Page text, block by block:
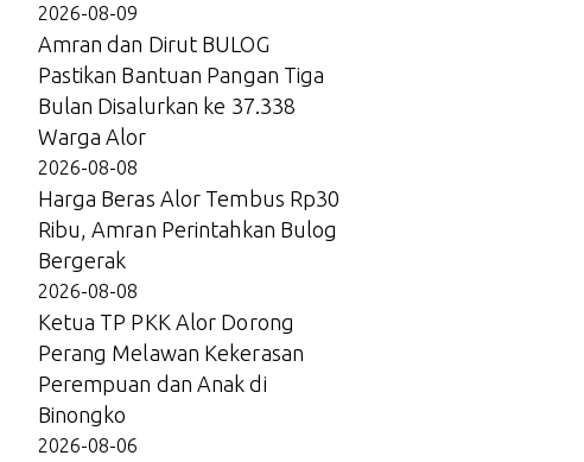
2026-08-09
Amran dan Dirut BULOG
Pastikan Bantuan Pangan Tiga
Bulan Disalurkan ke 37.338
Warga Alor
2026-08-08
Harga Beras Alor Tembus Rp30
Ribu, Amran Perintahkan Bulog
Bergerak
2026-08-08
Ketua TP PKK Alor Dorong
Perang Melawan Kekerasan
Perempuan dan Anak di
Binongko
2026-08-06